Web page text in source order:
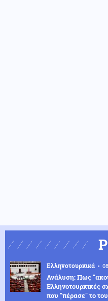
Ελληνοτουρκικά
Ανάλυση: Πως
Ελληνοτουρκικές
που "πέρασε" το